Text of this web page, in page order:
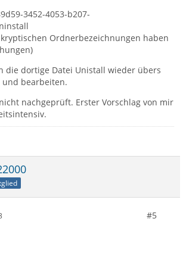
3452-4053-b207-
Ordnerbezeichnungen haben
die dortige Datei Unistall wieder übers
und bearbeiten.
nachgeprüft. Erster Vorschlag von mir
#5